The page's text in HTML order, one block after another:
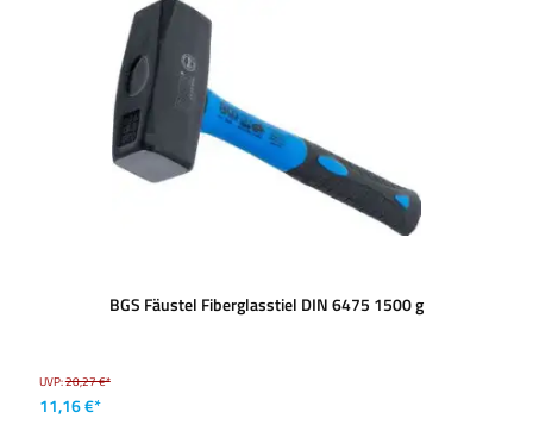
BGS Fäustel Fiberglasstiel DIN 6475 1500 g
UVP:20,27 €*
11,16 €*